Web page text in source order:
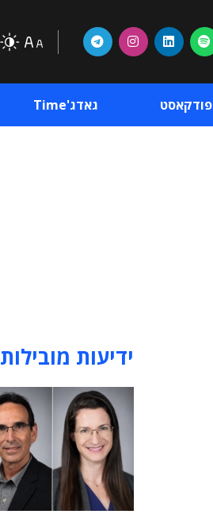
פודקאסט גאדג'Time
ידיעות מובילות